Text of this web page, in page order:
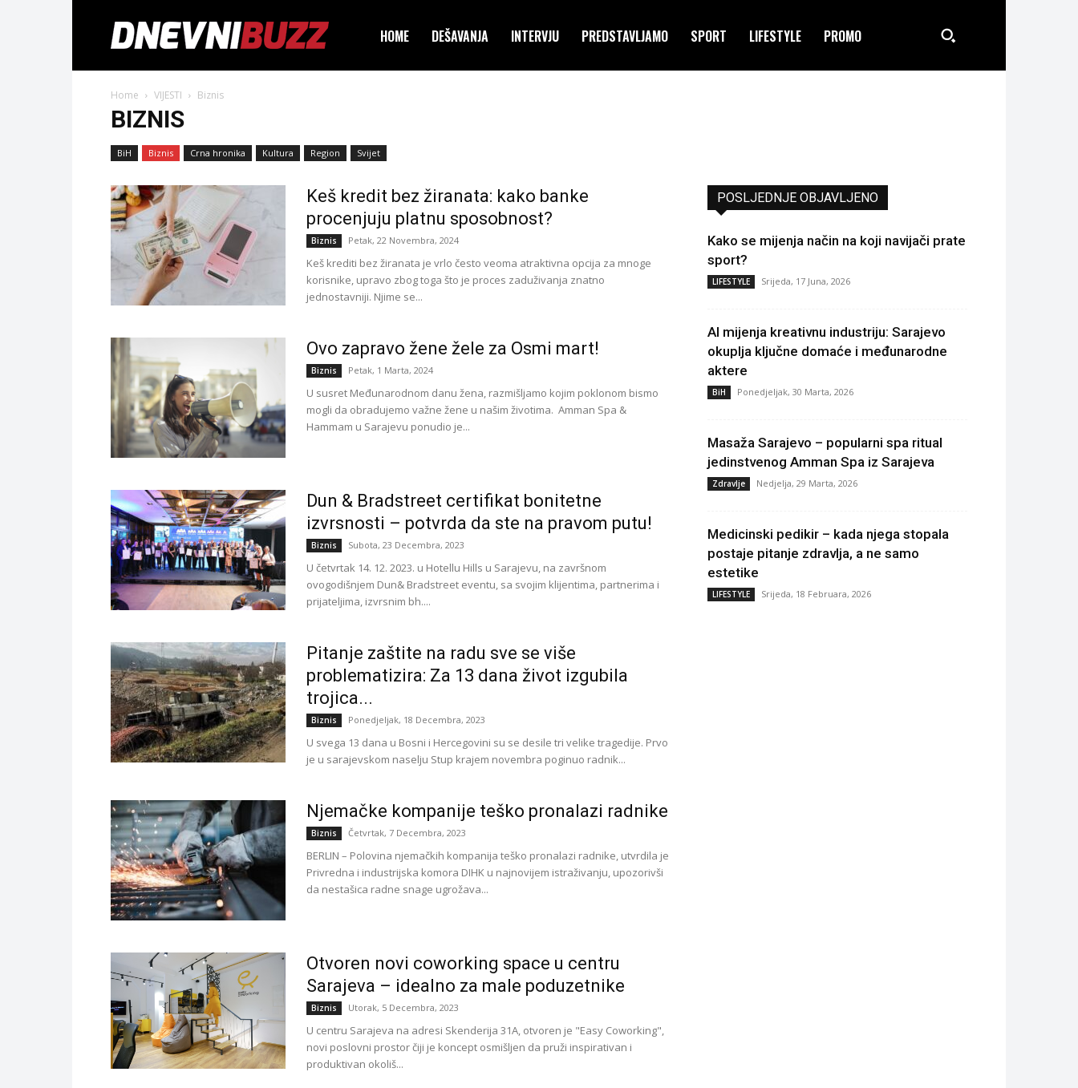
HOME DEŠAVANJA INTERVJU PREDSTAVLJAMO SPORT LIFESTYLE PROMO
Home VIJESTI Biznis
BIZNIS
BiH Biznis Crna hronika Kultura Region Svijet
Keš kredit bez žiranata: kako banke
procenjuju platnu sposobnost?
Biznis Petak, 22 Novembra, 2024
Keš krediti bez žiranata je vrlo često veoma atraktivna opcija za mnoge
korisnike, upravo zbog toga što je proces zaduživanja znatno
jednostavniji. Njime se...
Ovo zapravo žene žele za Osmi mart!
Biznis Petak, 1 Marta, 2024
U susret Međunarodnom danu žena, razmišljamo kojim poklonom bismo
mogli da obradujemo važne žene u našim životima. Amman Spa &
Hammam u Sarajevu ponudio je...
Dun & Bradstreet certifikat bonitetne
izvrsnosti – potvrda da ste na pravom putu!
Biznis Subota, 23 Decembra, 2023
U četvrtak 14. 12. 2023. u Hotellu Hills u Sarajevu, na završnom
ovogodišnjem Dun& Bradstreet eventu, sa svojim klijentima, partnerima i
prijateljima, izvrsnim bh....
Pitanje zaštite na radu sve se više
problematizira: Za 13 dana život izgubila
trojica...
Biznis Ponedjeljak, 18 Decembra, 2023
U svega 13 dana u Bosni i Hercegovini su se desile tri velike tragedije. Prvo
je u sarajevskom naselju Stup krajem novembra poginuo radnik...
Njemačke kompanije teško pronalazi radnike
Biznis Četvrtak, 7 Decembra, 2023
BERLIN – Polovina njemačkih kompanija teško pronalazi radnike, utvrdila je
Privredna i industrijska komora DIHK u najnovijem istraživanju, upozorivši
da nestašica radne snage ugrožava...
Otvoren novi coworking space u centru
Sarajeva – idealno za male poduzetnike
Biznis Utorak, 5 Decembra, 2023
U centru Sarajeva na adresi Skenderija 31A, otvoren je "Easy Coworking",
novi poslovni prostor čiji je koncept osmišljen da pruži inspirativan i
produktivan okoliš...
POSLJEDNJE OBJAVLJENO
Kako se mijenja način na koji navijači prate
sport?
LIFESTYLE Srijeda, 17 Juna, 2026
AI mijenja kreativnu industriju: Sarajevo
okuplja ključne domaće i međunarodne
aktere
BiH Ponedjeljak, 30 Marta, 2026
Masaža Sarajevo – popularni spa ritual
jedinstvenog Amman Spa iz Sarajeva
Zdravlje Nedjelja, 29 Marta, 2026
Medicinski pedikir – kada njega stopala
postaje pitanje zdravlja, a ne samo
estetike
LIFESTYLE Srijeda, 18 Februara, 2026